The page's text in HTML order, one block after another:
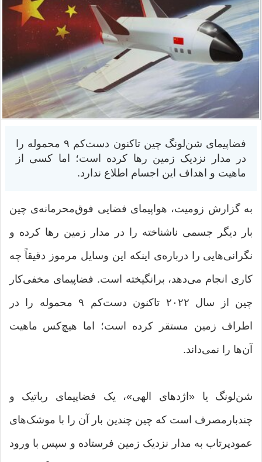
فضاپیمای شن‌لونگ چین تاکنون دست‌کم ۹ محموله را
در مدار نزدیک زمین رها کرده است؛ اما کسی از
ماهیت و اهداف این اجسام اطلاع ندارد.
به گزارش زومیت، هواپیمای فضایی فوق‌محرمانه‌ی چین
بار دیگر جسمی ناشناخته را در مدار زمین رها کرده و
نگرانی‌هایی را درباره‌ی اینکه این وسایل مرموز دقیقاً چه
کاری انجام می‌دهد، برانگیخته است. فضاپیمای مخفی‌کار
چین از سال ۲۰۲۲ تاکنون دست‌کم ۹ محموله را در
اطراف زمین مستقر کرده است؛ اما هیچ‌کس ماهیت
آن‌ها را نمی‌داند.
شن‌لونگ یا «اژدهای الهی»، یک فضاپیمای رباتیک و
چندبارمصرف است که چین چندین بار آن را با موشک‌های
عمودپرتاب به مدار نزدیک زمین فرستاده و سپس با ورود